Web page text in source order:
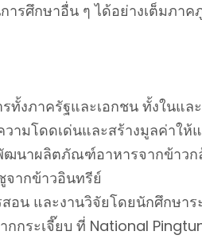
รศึกษาอื่น ๆ ได้อย่างเต็มภาค
งภาครัฐและเอกชน ทั้งในแล
ามโดดเด่นและสร้างมูลค่าให้
ฒนาผลิตภัณฑ์อาหารจากข้าวก
ากข้าวอินทรีย์
อน และงานวิจัยโดยนักศึกษา
กกระเจี๊ยบ ที่ National